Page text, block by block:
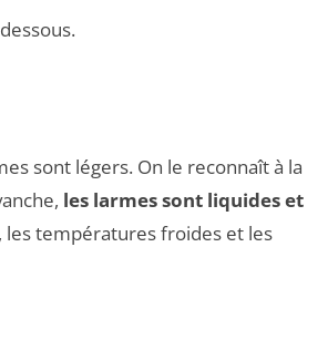
sont légers. On le reconnaît à la
les larmes sont liquides et
les températures froides et les